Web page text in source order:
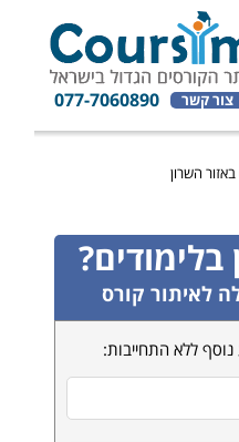
צור קשר 077-7060890
השרון
בלימודים?
לאיתור קורס
ללא התחייבות: